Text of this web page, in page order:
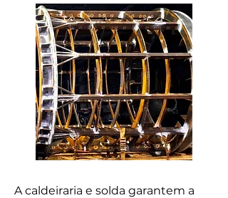
A caldeiraria e solda garantem a